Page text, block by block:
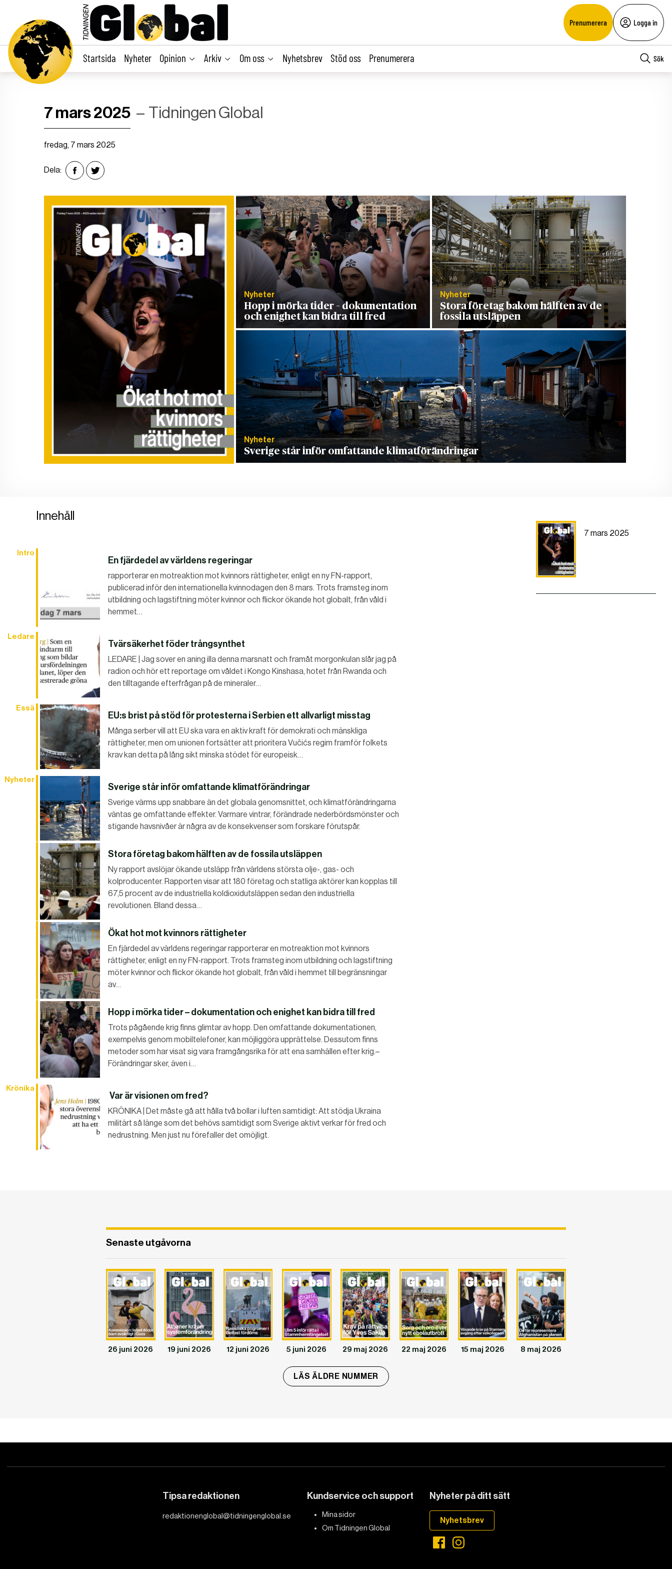
Prenumerera Logga in
Startsida Nyheter Opinion Arkiv Om oss Nyhetsbrev Stöd oss Prenumerera Sök
7 mars 2025 Tidningen Global
fredag, 7 mars 2025
Dela:
Nyheter
Hopp i mörka tider – dokumentation
och enighet kan bidra till fred
Nyheter
Stora företag bakom hälften av de
fossila utsläppen
Nyheter
Sverige står inför omfattande klimatförändringar
7 mars 2025
Innehåll
Intro
En fjärdedel av världens regeringar
rapporterar en motreaktion mot kvinnors rättigheter, enligt en ny FN-rapport,
publicerad inför den internationella kvinnodagen den 8 mars. Trots framsteg inom
utbildning och lagstiftning möter kvinnor och flickor ökande hot globalt, från våld i
hemmet…
Ledare
Tvärsäkerhet föder trångsynthet
LEDARE | Jag sover en aning illa denna marsnatt och framåt morgonkulan slår jag på
radion och hör ett reportage om våldet i Kongo Kinshasa, hotet från Rwanda och
den tilltagande efterfrågan på de mineraler…
Essä
EU:s brist på stöd för protesterna i Serbien ett allvarligt misstag
Många serber vill att EU ska vara en aktiv kraft för demokrati och mänskliga
rättigheter, men om unionen fortsätter att prioritera Vučićs regim framför folkets
krav kan detta på lång sikt minska stödet för europeisk…
Nyheter
Sverige står inför omfattande klimatförändringar
Sverige värms upp snabbare än det globala genomsnittet, och klimatförändringarna
väntas ge omfattande effekter. Varmare vintrar, förändrade nederbördsmönster och
stigande havsnivåer är några av de konsekvenser som forskare förutspår.
Stora företag bakom hälften av de fossila utsläppen
Ny rapport avslöjar ökande utsläpp från världens största olje-, gas- och
kolproducenter. Rapporten visar att 180 företag och statliga aktörer kan kopplas till
67,5 procent av de industriella koldioxidutsläppen sedan den industriella
revolutionen. Bland dessa…
Ökat hot mot kvinnors rättigheter
En fjärdedel av världens regeringar rapporterar en motreaktion mot kvinnors
rättigheter, enligt en ny FN-rapport. Trots framsteg inom utbildning och lagstiftning
möter kvinnor och flickor ökande hot globalt, från våld i hemmet till begränsningar
av…
Hopp i mörka tider – dokumentation och enighet kan bidra till fred
Trots pågående krig finns glimtar av hopp. Den omfattande dokumentationen,
exempelvis genom mobiltelefoner, kan möjliggöra upprättelse. Dessutom finns
metoder som har visat sig vara framgångsrika för att ena samhällen efter krig.–
Förändringar sker, även i…
Krönika
Var är visionen om fred?
KRÖNIKA | Det måste gå att hålla två bollar i luften samtidigt: Att stödja Ukraina
militärt så länge som det behövs samtidigt som Sverige aktivt verkar för fred och
nedrustning. Men just nu förefaller det omöjligt.
Senaste utgåvorna
26 juni 2026 19 juni 2026 12 juni 2026 5 juni 2026 29 maj 2026 22 maj 2026 15 maj 2026 8 maj 2026
LÄS ÄLDRE NUMMER
Tipsa redaktionen
redaktionenglobal@tidningenglobal.se
Kundservice och support
Mina sidor
Om Tidningen Global
Nyheter på ditt sätt
Nyhetsbrev
DET GLOBALA PRESSTÖDET PRENUMERERA